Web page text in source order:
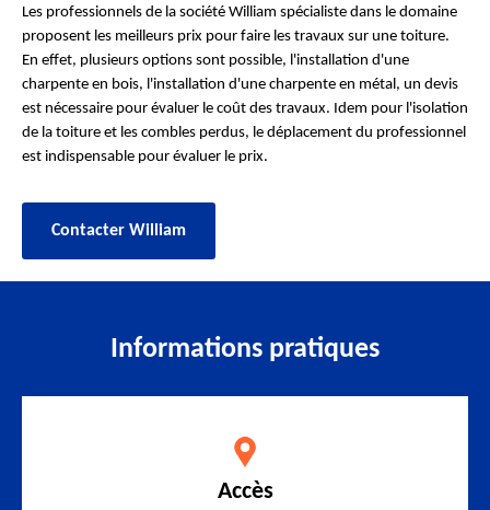
Les professionnels de la société William spécialiste dans le domaine
proposent les meilleurs prix pour faire les travaux sur une toiture.
En effet, plusieurs options sont possible, l'installation d'une
charpente en bois, l'installation d'une charpente en métal, un devis
est nécessaire pour évaluer le coût des travaux. Idem pour l'isolation
de la toiture et les combles perdus, le déplacement du professionnel
est indispensable pour évaluer le prix.
Contacter William
Informations pratiques
Accès